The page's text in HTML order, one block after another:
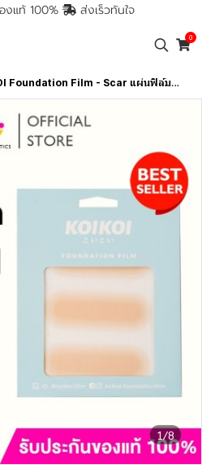
งแท้ 100% ส่งเร็วทันใจ
0
Film - Scar แผ่นฟิล์มสำหรับปกปิดรอยแผลเป็น พรางรอยแผลเป็นได้เนียนกริบ
1/8